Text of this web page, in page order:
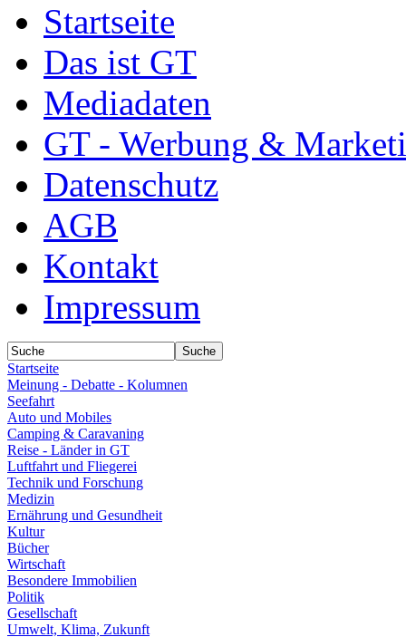
Startseite
Das ist GT
Mediadaten
GT - Werbung &
Datenschutz
AGB
Kontakt
Impressum
Startseite
Meinung - Debatte - Kolumnen
Seefahrt
Auto und Mobiles
Camping & Caravaning
Reise - Länder in GT
Luftfahrt und Fliegerei
Technik und Forschung
Medizin
Ernährung und Gesundheit
Kultur
Bücher
Wirtschaft
Besondere Immobilien
Politik
Gesellschaft
Umwelt, Klima, Zukunft